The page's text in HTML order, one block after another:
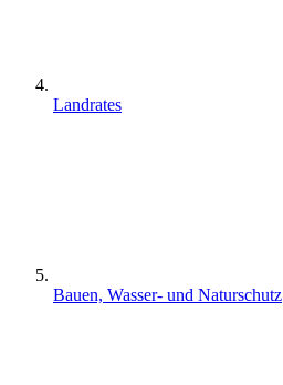
Landrates
Bauen, Wasser- und Naturschutz